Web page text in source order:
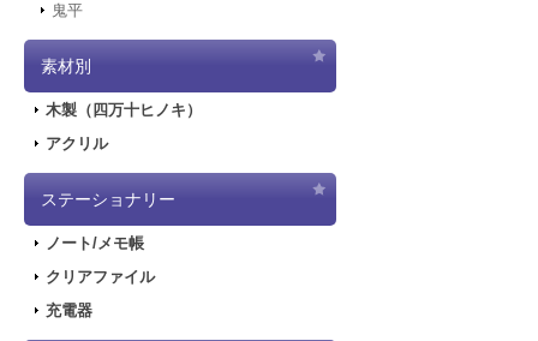
鬼平
素材別
木製（四万十ヒノキ）
アクリル
ステーショナリー
ノート/メモ帳
クリアファイル
充電器